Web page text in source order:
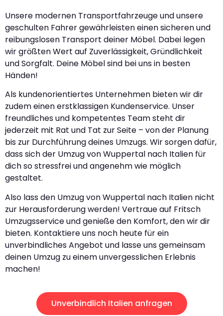
Unsere modernen Transportfahrzeuge und unsere
geschulten Fahrer gewährleisten einen sicheren und
reibungslosen Transport deiner Möbel. Dabei legen
wir größten Wert auf Zuverlässigkeit, Gründlichkeit
und Sorgfalt. Deine Möbel sind bei uns in besten
Händen!
Als kundenorientiertes Unternehmen bieten wir dir
zudem einen erstklassigen Kundenservice. Unser
freundliches und kompetentes Team steht dir
jederzeit mit Rat und Tat zur Seite – von der Planung
bis zur Durchführung deines Umzugs. Wir sorgen dafür,
dass sich der Umzug von Wuppertal nach Italien für
dich so stressfrei und angenehm wie möglich
gestaltet.
Also lass den Umzug von Wuppertal nach Italien nicht
zur Herausforderung werden! Vertraue auf Fritsch
Umzugsservice und genieße den Komfort, den wir dir
bieten. Kontaktiere uns noch heute für ein
unverbindliches Angebot und lasse uns gemeinsam
deinen Umzug zu einem unvergesslichen Erlebnis
machen!
Unverbindlich Italien anfragen